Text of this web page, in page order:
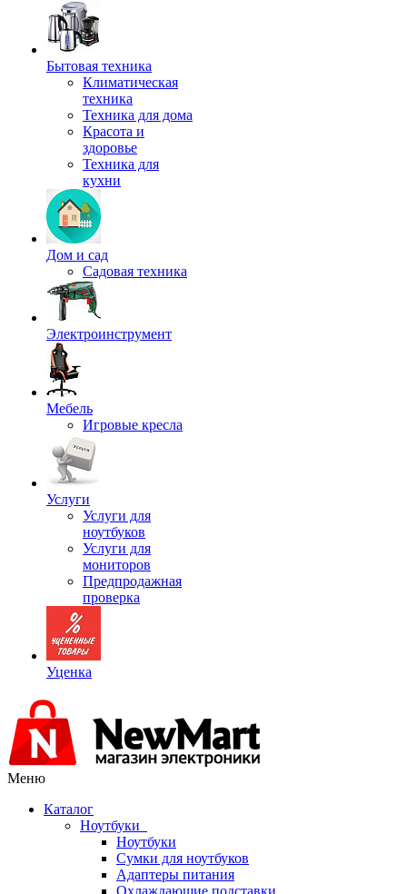
Бытовая техника
Климатическая
техника
Техника для дома
Красота и
здоровье
Техника для
кухни
Дом и сад
Садовая техника
Электроинструмент
Мебель
Игровые кресла
Услуги
Услуги для
ноутбуков
Услуги для
мониторов
Предпродажная
проверка
Уценка
Меню
Каталог
Ноутбуки
Ноутбуки
Сумки для ноутбуков
Адаптеры питания
Охлаждающие подставки